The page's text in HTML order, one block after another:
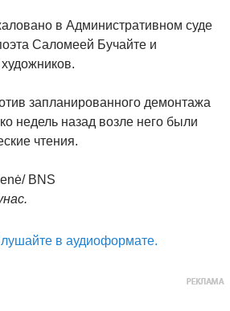
в Административном суде
Саломеей Бучайте и
запланированного демонтажа
недель назад возле него были
чтения.
BNS
в аудиоформате.